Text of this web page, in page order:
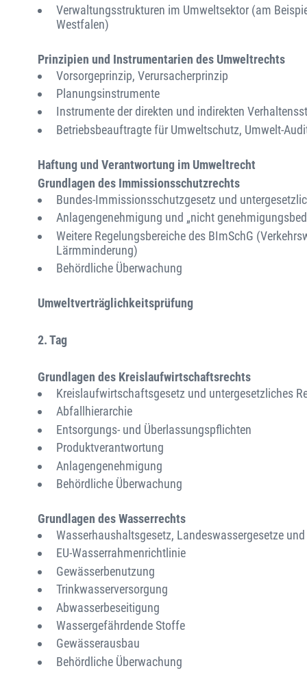
Verwaltungsstrukturen im Umweltsektor (am
Westfalen)
Prinzipien und Instrumentarien des Umweltrechts
Vorsorgeprinzip, Verursacherprinzip
Planungsinstrumente
Instrumente der direkten und indirekten
Betriebsbeauftragte für Umweltschutz, Umwelt-
Haftung und Verantwortung im Umweltrecht
Grundlagen des Immissionsschutzrechts
Bundes-Immissionsschutzgesetz und
Anlagengenehmigung und „nicht
Weitere Regelungsbereiche des BImSchG
Lärmminderung)
Behördliche Überwachung
Umweltverträglichkeitsprüfung
2. Tag
Grundlagen des Kreislaufwirtschaftsrechts
Kreislaufwirtschaftsgesetz und untergesetzliches
Abfallhierarchie
Entsorgungs- und Überlassungspflichten
Produktverantwortung
Anlagengenehmigung
Behördliche Überwachung
Grundlagen des Wasserrechts
Wasserhaushaltsgesetz, Landeswassergesetze
EU-Wasserrahmenrichtlinie
Gewässerbenutzung
Trinkwasserversorgung
Abwasserbeseitigung
Wassergefährdende Stoffe
Gewässerausbau
Behördliche Überwachung